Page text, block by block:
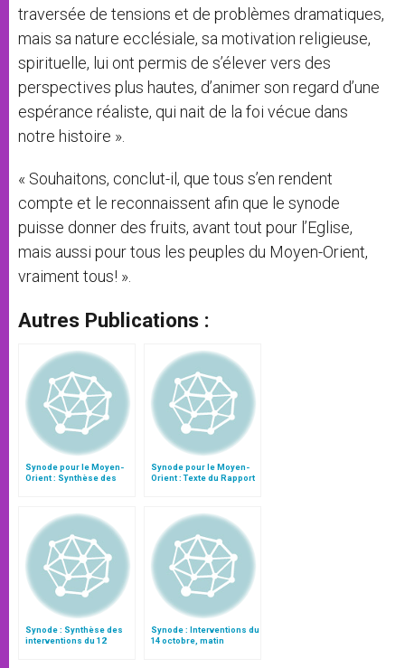
traversée de tensions et de problèmes dramatiques,
mais sa nature ecclésiale, sa motivation religieuse,
spirituelle, lui ont permis de s’élever vers des
perspectives plus hautes, d’animer son regard d’une
espérance réaliste, qui nait de la foi vécue dans
notre histoire ».
« Souhaitons, conclut-il, que tous s’en rendent
compte et le reconnaissent afin que le synode
puisse donner des fruits, avant tout pour l’Eglise,
mais aussi pour tous les peuples du Moyen-Orient,
vraiment tous! ».
Autres Publications :
Synode pour le Moyen-
Orient : Synthèse des
Synode pour le Moyen-
Orient : Texte du Rapport
Synode : Synthèse des
interventions du 12
octobre (matin)
Synode : Interventions du
14 octobre, matin